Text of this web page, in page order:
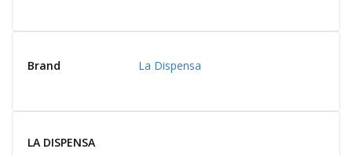
Brand La Dispensa
LA DISPENSA